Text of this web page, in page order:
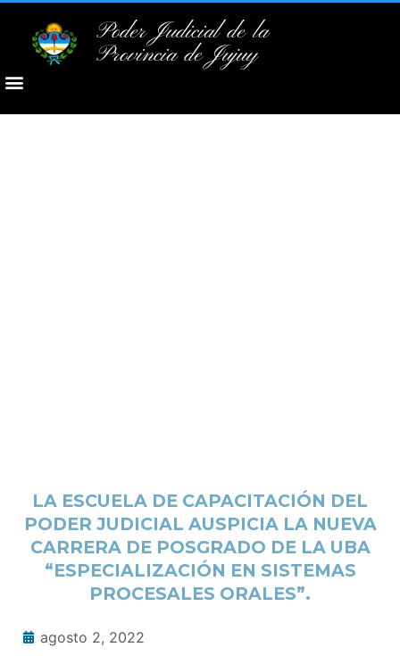
Poder Judicial de la
Provincia de Jujuy
LA ESCUELA DE CAPACITACIÓN DEL
PODER JUDICIAL AUSPICIA LA NUEVA
CARRERA DE POSGRADO DE LA UBA
“ESPECIALIZACIÓN EN SISTEMAS
PROCESALES ORALES”.
agosto 2, 2022